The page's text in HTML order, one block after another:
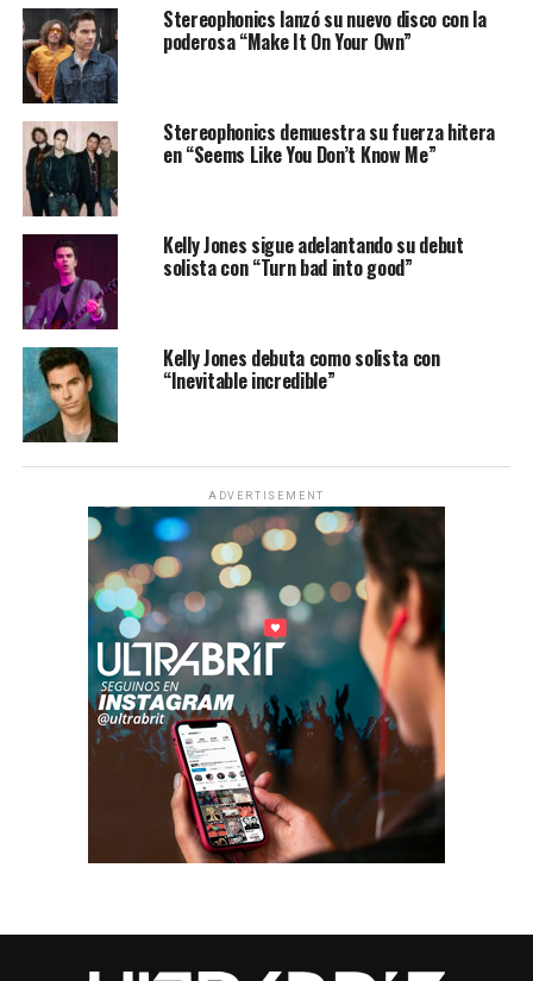
Stereophonics lanzó su nuevo disco con la
poderosa “Make It On Your Own”
Stereophonics demuestra su fuerza hitera
en “Seems Like You Don’t Know Me”
Kelly Jones sigue adelantando su debut
solista con “Turn bad into good”
Kelly Jones debuta como solista con
“Inevitable incredible”
ADVERTISEMENT